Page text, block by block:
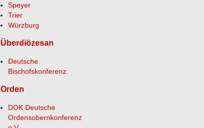
Speyer
Trier
Würzburg
Überdiözesan
Deutsche
Bischofskonferenz
Orden
DOK Deutsche
Ordensobernkonferenz